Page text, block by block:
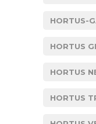
HORTUS-
HORTUS
HORTUS
HORTUS